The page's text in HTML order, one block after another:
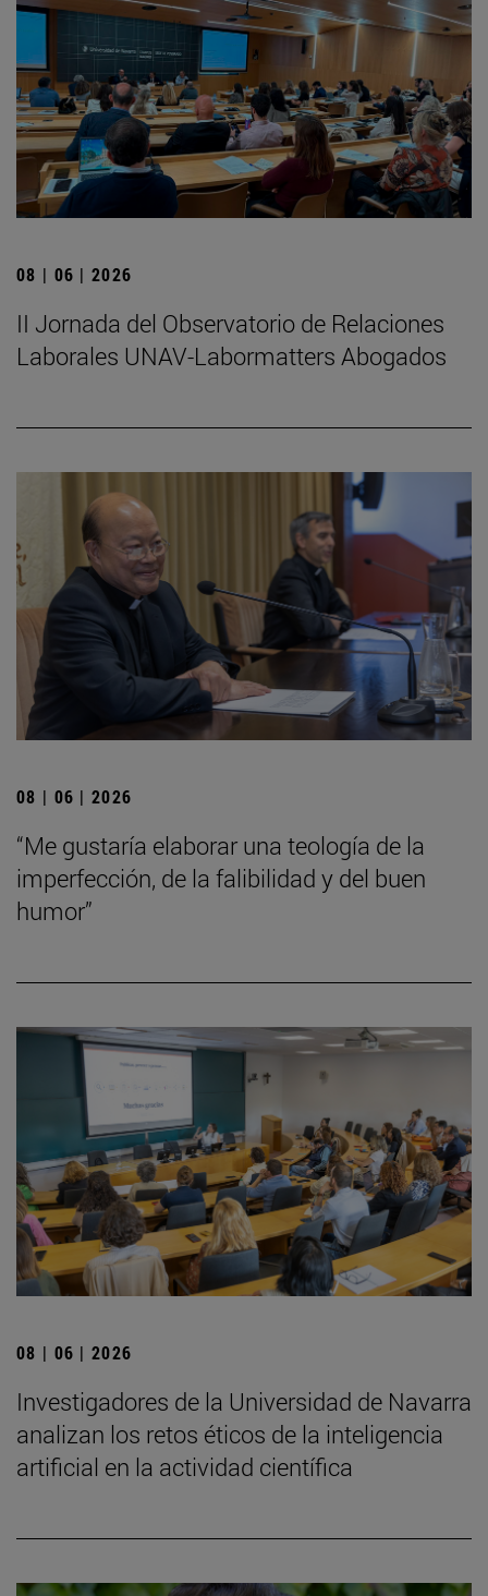
08 | 06 | 2026
II Jornada del Observatorio de Relaciones
Laborales UNAV-Labormatters Abogados
08 | 06 | 2026
“Me gustaría elaborar una teología de la
imperfección, de la falibilidad y del buen
humor”
08 | 06 | 2026
Investigadores de la Universidad de Navarra
analizan los retos éticos de la inteligencia
artificial en la actividad científica